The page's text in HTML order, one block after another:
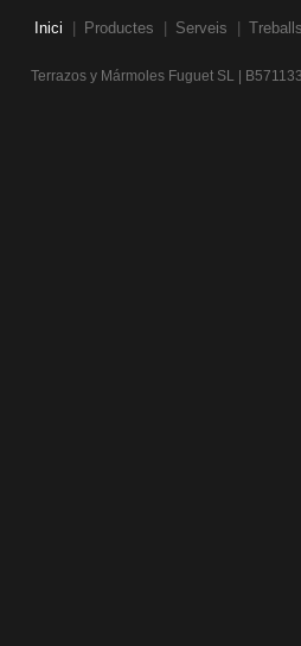
Inici Productes Serveis
Terrazos y Mármoles Fuguet SL |